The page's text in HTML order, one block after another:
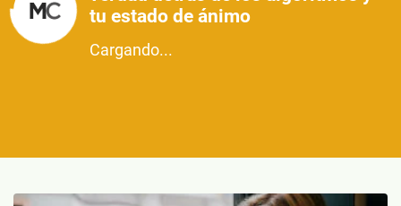
tu estado de ánimo
Cargando...